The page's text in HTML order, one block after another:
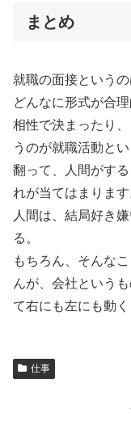
まとめ
就職の面接という
どんなに形式が合
相性で決まったり
うのが就職活動とい
翻って、人間がす
れが当てはまります
人間は、結局好き
る。
もちろん、そんな
んが、会社という
て右にも左にも動
仕事